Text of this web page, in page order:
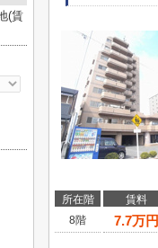
所在階 賃料
8階
7.7万円
(賃